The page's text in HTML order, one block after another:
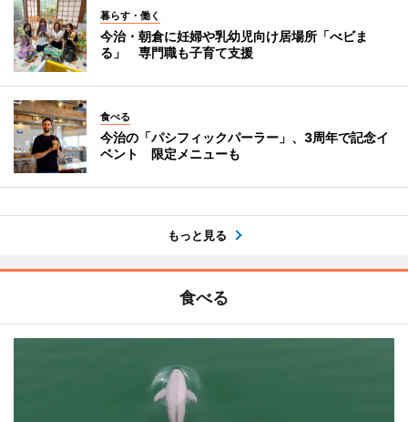
暮らす・働く
今治・朝倉に妊婦や乳幼児向け居場所「べビま
る」 専門職も子育て支援
食べる
今治の「パシフィックパーラー」、3周年で記念イ
ベント 限定メニューも
もっと見る
食べる